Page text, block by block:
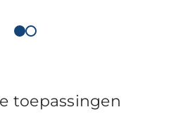
toepassingen